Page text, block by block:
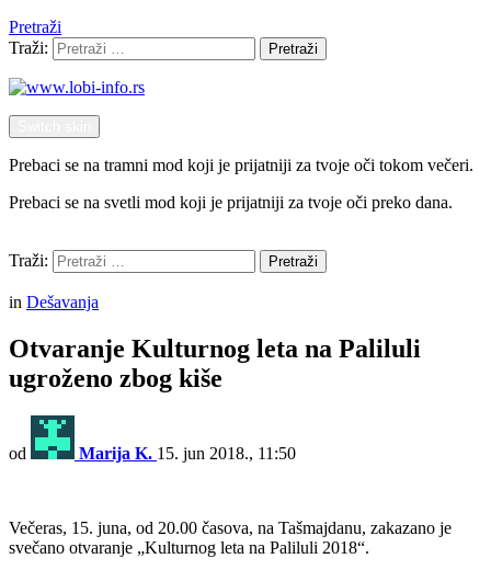
Pretraži
Traži:
Pretraži
Prebaci se na tramni mod koji je prijatniji za tvoje oči tokom večeri.
Prebaci se na svetli mod koji je prijatniji za tvoje oči preko dana.
Traži:
Pretraži
in Dešavanja
Otvaranje Kulturnog leta na Paliluli
ugroženo zbog kiše
od Marija K. 15. jun 2018., 11:50
Večeras, 15. juna, od 20.00 časova, na Tašmajdanu, zakazano je
svečano otvaranje „Kulturnog leta na Paliluli 2018“.